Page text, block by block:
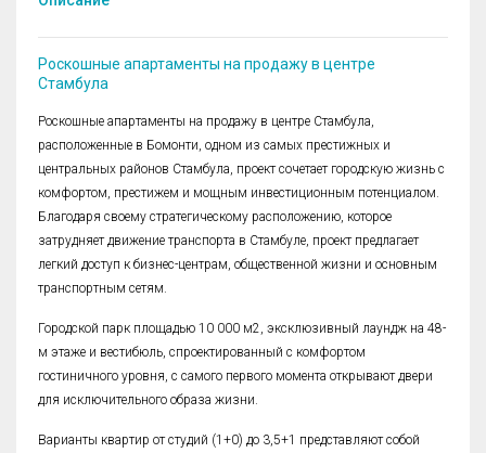
Роскошные апартаменты на продажу в центре
Стамбула
Роскошные апартаменты на продажу в центре Стамбула,
расположенные в Бомонти, одном из самых престижных и
центральных районов Стамбула, проект сочетает городскую жизнь с
комфортом, престижем и мощным инвестиционным потенциалом.
Благодаря своему стратегическому расположению, которое
затрудняет движение транспорта в Стамбуле, проект предлагает
легкий доступ к бизнес-центрам, общественной жизни и основным
транспортным сетям.
Городской парк площадью 10 000 м2, эксклюзивный лаундж на 48-
м этаже и вестибюль, спроектированный с комфортом
гостиничного уровня, с самого первого момента открывают двери
для исключительного образа жизни.
Варианты квартир от студий (1+0) до 3,5+1 представляют собой